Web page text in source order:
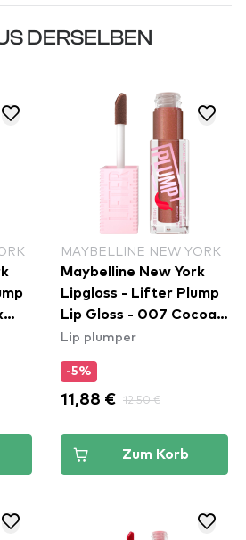
DERSELBEN
MAYBELLINE NEW YORK
Maybelline New York
Lipgloss - Lifter Plump
Lip Gloss - 007 Cocoa
Zing
Lip plumper
-5%
11,88 € 12,50 €
Zum Korb